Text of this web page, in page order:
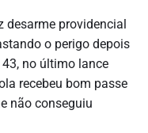
desarme providencial
o perigo depois
no último lance
recebeu bom passe
não conseguiu